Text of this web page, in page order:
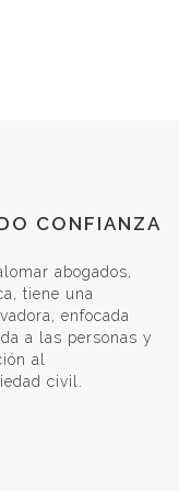
CONFIANZA
abogados,
tiene una
enfocada
a las personas y
al
civil.